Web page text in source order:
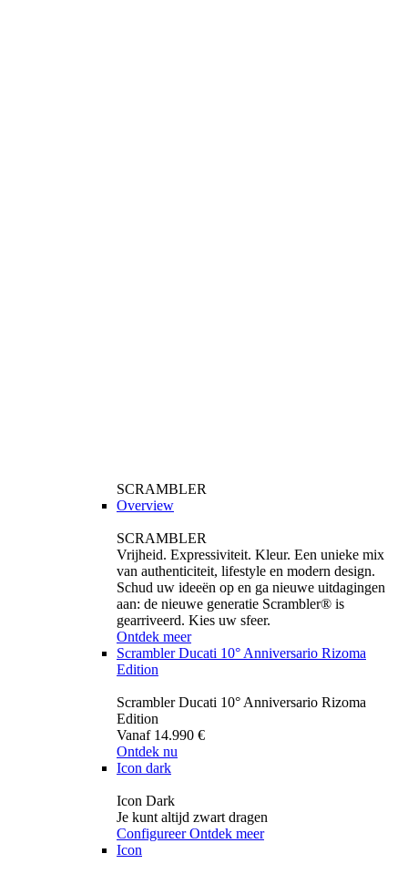
SCRAMBLER
Overview
SCRAMBLER
Vrijheid. Expressiviteit. Kleur. Een unieke mix
van authenticiteit, lifestyle en modern design.
Schud uw ideeën op en ga nieuwe uitdagingen
aan: de nieuwe generatie Scrambler® is
gearriveerd. Kies uw sfeer.
Ontdek meer
Scrambler Ducati 10° Anniversario Rizoma
Edition
Scrambler Ducati 10° Anniversario Rizoma
Edition
Vanaf 14.990 €
Ontdek nu
Icon dark
Icon Dark
Je kunt altijd zwart dragen
Configureer Ontdek meer
Icon